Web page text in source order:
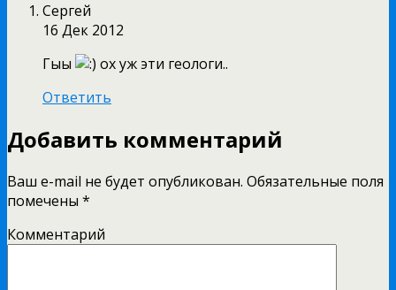
Сергей
16 Дек 2012
Гыы
ох уж эти геологи..
Ответить
Добавить комментарий
Ваш e-mail не будет опубликован. Обязательные поля
помечены *
Комментарий